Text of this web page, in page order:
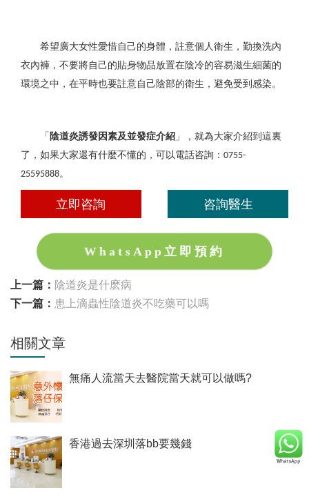
希望廣大女性愛惜自己的身體，註意個人衛生，勤換洗內
衣內褲，不要將自己的貼身物品放置在陰冷的容易滋生細菌的
環境之中，在平時也要註意自己陰部的衛生，避免受到感染。
「 陰道炎誘發因素及並發症介紹 」，就為大家介紹到這裏
了，如果大家還有什麼不懂的，可以電話咨詢： 0755-
25595888。
立即咨詢 咨詢醫生
WhatsApp立即預約
上一篇： 陰道炎是什麽病
下一篇： 患上滴蟲性陰道炎不吃藥可以嗎
相關文章
無痛人流當天去醫院當天就可以做嗎?
香港過去深圳落bb要幾錢